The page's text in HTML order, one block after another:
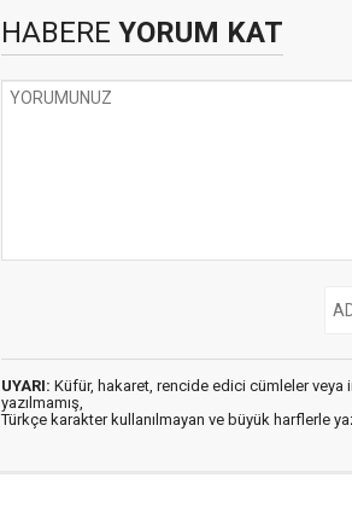
HABERE YORUM KAT
UYARI: Küfür, hakaret, rencide edici cümleler veya
yazılmamış,
Türkçe karakter kullanılmayan ve büyük harflerle